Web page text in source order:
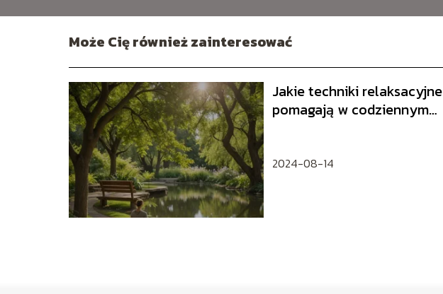
Może Cię również zainteresować
Jakie techniki relaksacyjne
pomagają w codziennym
2024-08-14